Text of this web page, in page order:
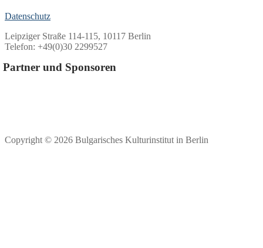
Datenschutz
Leipziger Straße 114-115, 10117 Berlin
Telefon: +49(0)30 2299527
Partner und Sponsoren
Copyright © 2026 Bulgarisches Kulturinstitut in Berlin